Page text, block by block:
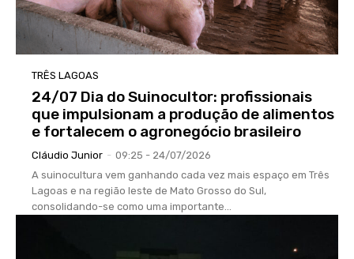
TRÊS LAGOAS
24/07 Dia do Suinocultor: profissionais
que impulsionam a produção de alimentos
e fortalecem o agronegócio brasileiro
Cláudio Junior - 09:25 - 24/07/2026
A suinocultura vem ganhando cada vez mais espaço em Três
Lagoas e na região leste de Mato Grosso do Sul,
consolidando-se como uma importante...